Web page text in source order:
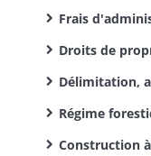
Frais
Droits de
Délimitation,
Régime
Construction